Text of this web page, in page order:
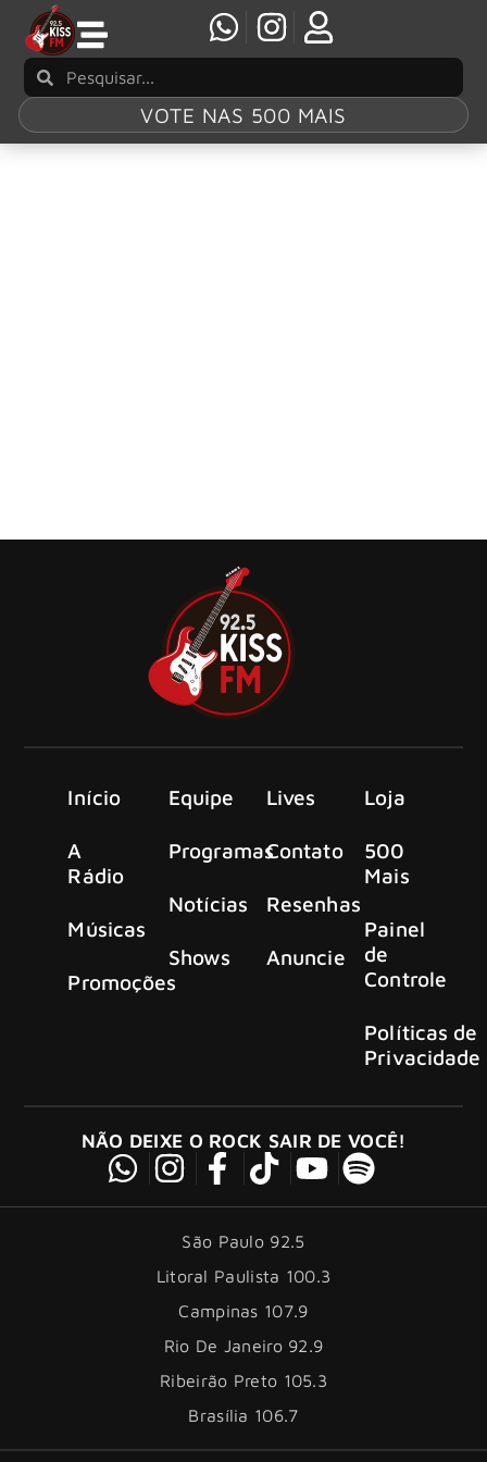
VOTE NAS 500 MAIS
Início
A
Rádio
Músicas
Promoções
Equipe
Programas
Notícias
Shows
Lives
Contato
Resenhas
Anuncie
Loja
500
Mais
Painel
de
Controle
Políticas de
Privacidade
NÃO DEIXE O ROCK SAIR DE VOCÊ!
São Paulo 92.5
Litoral Paulista 100.3
Campinas 107.9
Rio De Janeiro 92.9
Ribeirão Preto 105.3
Brasília 106.7